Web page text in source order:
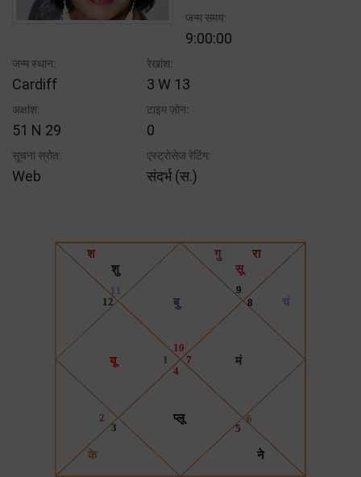
जन्म समय:
9:00:00
जन्म स्थान:
Cardiff
रेखांश:
3 W 13
अक्षांश:
51 N 29
टाइम ज़ोन:
0
सूचना स्रोत:
Web
एस्ट्रोसेज रेटिंग:
संदर्भ (स.)